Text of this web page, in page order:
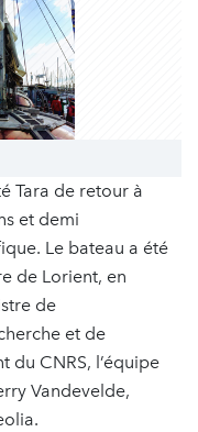
Tara de retour à
et demi
Le bateau a été
de Lorient, en
de
et de
du CNRS, l’équipe
Vandevelde,